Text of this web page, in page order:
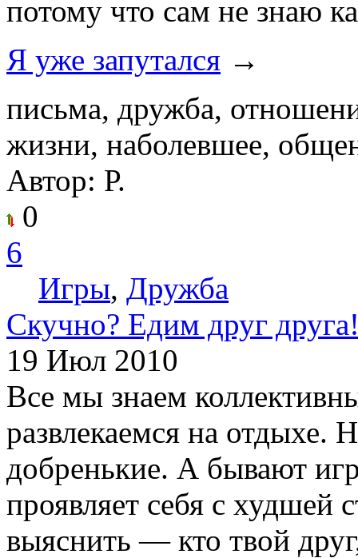
потому что сам не знаю
Я уже запутался →
письма, дружба,
жизни, наболевшее,
Автор: Р.
0
6
Игры, Дружба
Скучно? Едим друг
19 Июл 2010
Все мы знаем
развлекаемся на отдыхе.
добренькие. А бывают
проявляет себя с
выяснить — кто твой